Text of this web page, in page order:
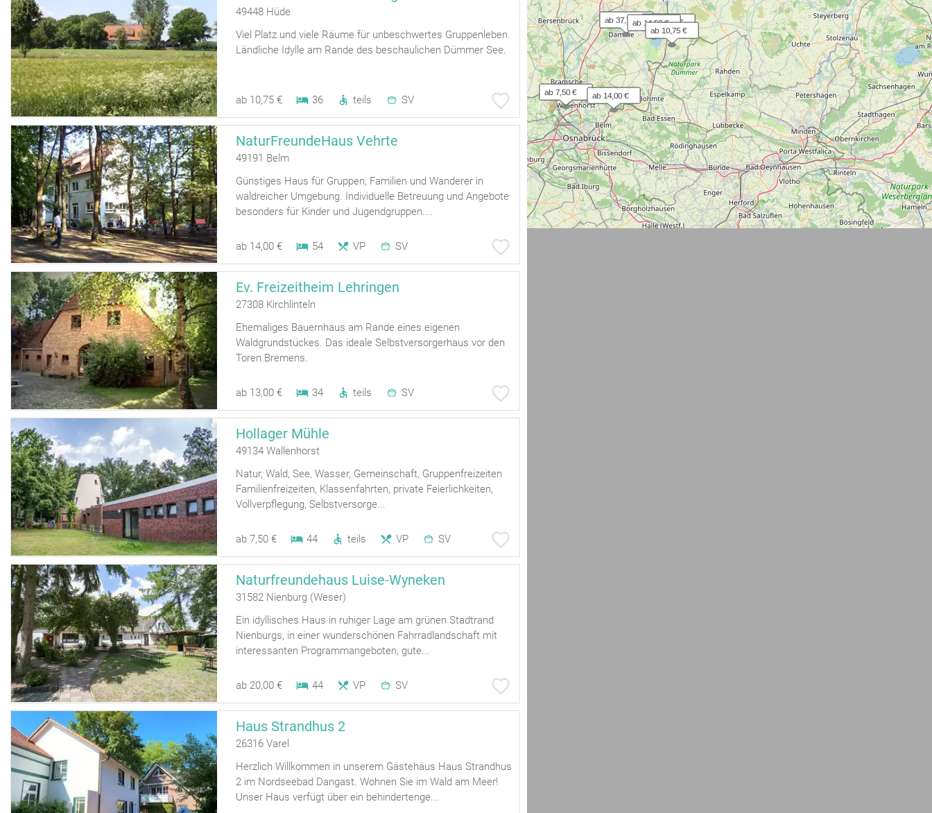
49448 Hüde
Viel Platz und viele Räume für unbeschwertes Gruppenleben.
Ländliche Idylle am Rande des beschaulichen Dümmer See.
ab 10,75 € 36 teils SV
NaturFreundeHaus Vehrte
49191 Belm
Günstiges Haus für Gruppen, Familien und Wanderer in
waldreicher Umgebung. Individuelle Betreuung und Angebote
besonders für Kinder und Jugendgruppen....
ab 14,00 € 54 VP SV
Ev. Freizeitheim Lehringen
27308 Kirchlinteln
Ehemaliges Bauernhaus am Rande eines eigenen
Waldgrundstückes. Das ideale Selbstversorgerhaus vor den
Toren Bremens.
ab 13,00 € 34 teils SV
Hollager Mühle
49134 Wallenhorst
Natur, Wald, See, Wasser, Gemeinschaft, Gruppenfreizeiten
Familienfreizeiten, Klassenfahrten, private Feierlichkeiten,
Vollverpflegung, Selbstversorge...
ab 7,50 € 44 teils VP SV
Naturfreundehaus Luise-Wyneken
31582 Nienburg (Weser)
Ein idyllisches Haus in ruhiger Lage am grünen Stadtrand
Nienburgs, in einer wunderschönen Fahrradlandschaft mit
interessanten Programmangeboten, gute...
ab 20,00 € 44 VP SV
Haus Strandhus 2
26316 Varel
Herzlich Willkommen in unserem Gästehäus Haus Strandhus
2 im Nordseebad Dangast. Wohnen Sie im Wald am Meer!
Unser Haus verfügt über ein behindertenge...
ab 22,00 €
ab 10,75 €
ab 14,00 €
ab 7,50 €
ab 14,50 €
ab 37,70 €